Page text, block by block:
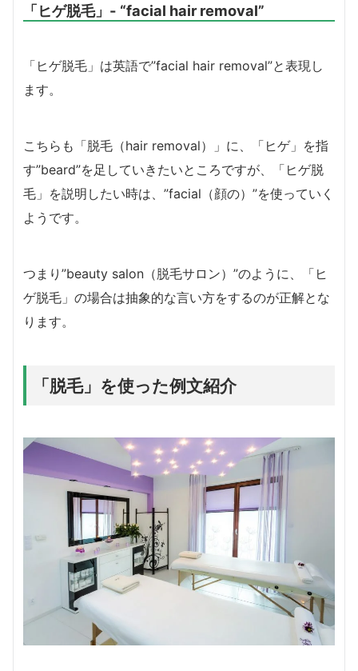
「ヒゲ脱毛」- “facial hair removal”
「ヒゲ脱毛」は英語で”facial hair removal”と表現し
ます。
こちらも「脱毛（hair removal）」に、「ヒゲ」を指
す”beard”を足していきたいところですが、「ヒゲ脱
毛」を説明したい時は、”facial（顔の）”を使っていく
ようです。
つまり”beauty salon（脱毛サロン）”のように、「ヒ
ゲ脱毛」の場合は抽象的な言い方をするのが正解とな
ります。
「脱毛」を使った例文紹介